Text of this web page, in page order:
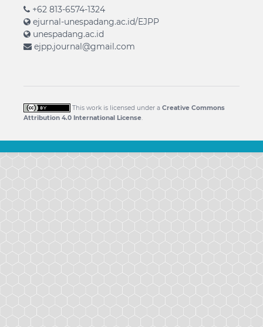
+62 813-6574-1324
ejurnal-unespadang.ac.id/EJPP
unespadang.ac.id
ejpp.journal@gmail.com
This work is licensed under a Creative Commons
Attribution 4.0 International License.